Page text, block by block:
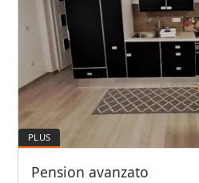
Pension avanzato